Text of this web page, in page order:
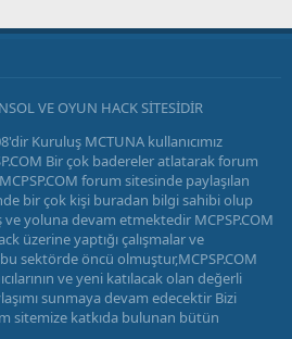
VE OYUN HACK SİTESİDİR
Kuruluş MCTUNA kullanıcımız
Bir çok badereler atlatarak forum
forum sitesinde paylaşılan
bir çok kişi buradan bilgi sahibi olup
yoluna devam etmektedir MCPSP.COM
üzerine yaptığı çalışmalar ve
sektörde öncü olmuştur,MCPSP.COM
ve yeni katılacak olan değerli
sunmaya devam edecektir Bizi
sitemize katkıda bulunan bütün